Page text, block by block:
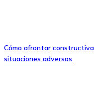
Cómo afrontar
situaciones adversas